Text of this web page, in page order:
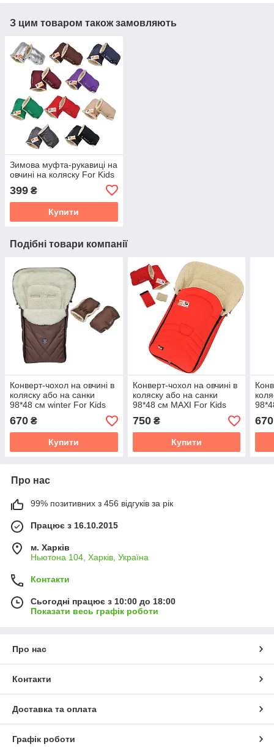
З цим товаром також замовляють
Зимова муфта-рукавиці на
овчині на коляску For Kids
399 ₴
Купити
Подібні товари компанії
Конверт-чохол на овчині в
коляску або на санки
98*48 см winter For Kids
670 ₴
Купити
Конверт-чохол на овчині в
коляску або на санки
98*48 см MAXI For Kids
750₴
Купити
670
Про нас
99% позитивних з 456 відгуків за рік
Працює з 16.10.2015
м. Харків
Ньютона 104, Харків, Україна
Контакти
Сьогодні працює з 10:00 до 18:00
Показати весь графік роботи
Про нас
Контакти
Доставка та оплата
Графік роботи